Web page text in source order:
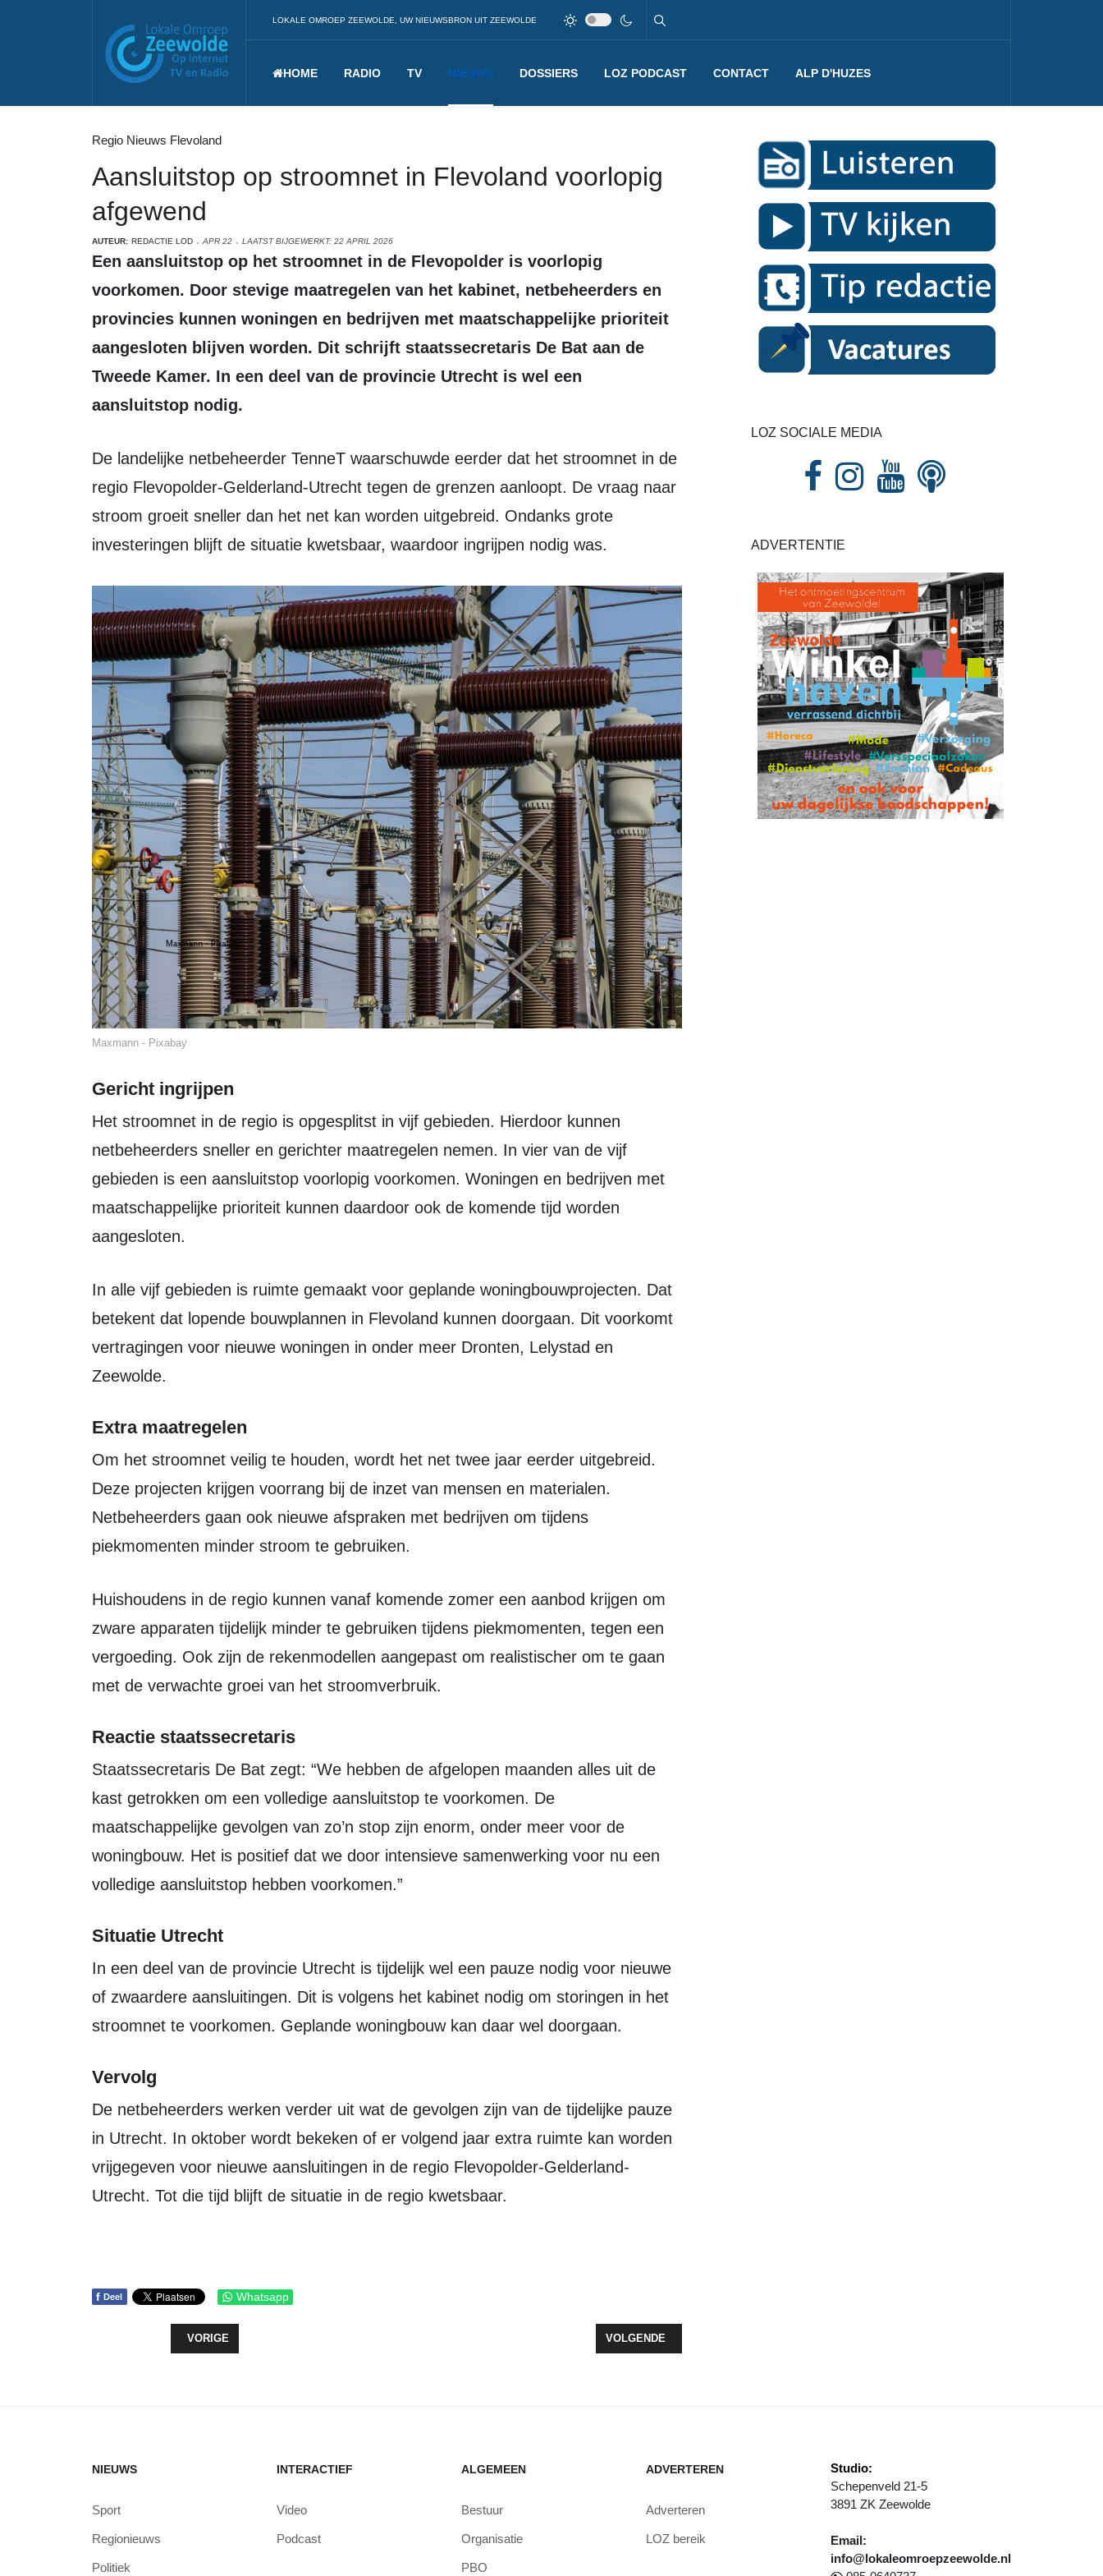
LOKALE OMROEP ZEEWOLDE, UW NIEUWSBRON UIT ZEEWOLDE
HOME RADIO TV NIEUWS DOSSIERS LOZ PODCAST CONTACT ALP D'HUZES
Regio Nieuws Flevoland
Aansluitstop op stroomnet in Flevoland voorlopig
afgewend
AUTEUR: REDACTIE LOD APR 22 LAATST BIJGEWERKT: 22 APRIL 2026
Een aansluitstop op het stroomnet in de Flevopolder is voorlopig
voorkomen. Door stevige maatregelen van het kabinet, netbeheerders en
provincies kunnen woningen en bedrijven met maatschappelijke prioriteit
aangesloten blijven worden. Dit schrijft staatssecretaris De Bat aan de
Tweede Kamer. In een deel van de provincie Utrecht is wel een
aansluitstop nodig.
De landelijke netbeheerder TenneT waarschuwde eerder dat het stroomnet in de
regio Flevopolder-Gelderland-Utrecht tegen de grenzen aanloopt. De vraag naar
stroom groeit sneller dan het net kan worden uitgebreid. Ondanks grote
investeringen blijft de situatie kwetsbaar, waardoor ingrijpen nodig was.
Maxmann - Pixabay
Gericht ingrijpen
Het stroomnet in de regio is opgesplitst in vijf gebieden. Hierdoor kunnen
netbeheerders sneller en gerichter maatregelen nemen. In vier van de vijf
gebieden is een aansluitstop voorlopig voorkomen. Woningen en bedrijven met
maatschappelijke prioriteit kunnen daardoor ook de komende tijd worden
aangesloten.
In alle vijf gebieden is ruimte gemaakt voor geplande woningbouwprojecten. Dat
betekent dat lopende bouwplannen in Flevoland kunnen doorgaan. Dit voorkomt
vertragingen voor nieuwe woningen in onder meer Dronten, Lelystad en
Zeewolde.
Extra maatregelen
Om het stroomnet veilig te houden, wordt het net twee jaar eerder uitgebreid.
Deze projecten krijgen voorrang bij de inzet van mensen en materialen.
Netbeheerders gaan ook nieuwe afspraken met bedrijven om tijdens
piekmomenten minder stroom te gebruiken.
Huishoudens in de regio kunnen vanaf komende zomer een aanbod krijgen om
zware apparaten tijdelijk minder te gebruiken tijdens piekmomenten, tegen een
vergoeding. Ook zijn de rekenmodellen aangepast om realistischer om te gaan
met de verwachte groei van het stroomverbruik.
Reactie staatssecretaris
Staatssecretaris De Bat zegt: “We hebben de afgelopen maanden alles uit de
kast getrokken om een volledige aansluitstop te voorkomen. De
maatschappelijke gevolgen van zo’n stop zijn enorm, onder meer voor de
woningbouw. Het is positief dat we door intensieve samenwerking voor nu een
volledige aansluitstop hebben voorkomen.”
Situatie Utrecht
In een deel van de provincie Utrecht is tijdelijk wel een pauze nodig voor nieuwe
of zwaardere aansluitingen. Dit is volgens het kabinet nodig om storingen in het
stroomnet te voorkomen. Geplande woningbouw kan daar wel doorgaan.
Vervolg
De netbeheerders werken verder uit wat de gevolgen zijn van de tijdelijke pauze
in Utrecht. In oktober wordt bekeken of er volgend jaar extra ruimte kan worden
vrijgegeven voor nieuwe aansluitingen in de regio Flevopolder-Gelderland-
Utrecht. Tot die tijd blijft de situatie in de regio kwetsbaar.
f Deel Whatsapp
VORIG ARTIKEL: BIG CHALLENGE OP KOERS RICHTING 1 MILJOEN EURO VOOR ALPE D’HUZES 2026
VORIGE VOLGENDE ARTIKEL: EERSTE LICHTMETERS IN FLEVOLAND GEPLAATST TIJDENS
VOLGENDE
LOZ SOCIALE MEDIA
ADVERTENTIE
NIEUWS
Sport
Regionieuws
Politiek
INTERACTIEF
Video
Podcast
ALGEMEEN
Bestuur
Organisatie
PBO
ADVERTEREN
Adverteren
LOZ bereik
Studio:
Schepenveld 21-5
3891 ZK Zeewolde
Email:
info@lokaleomroepzeewolde.nl